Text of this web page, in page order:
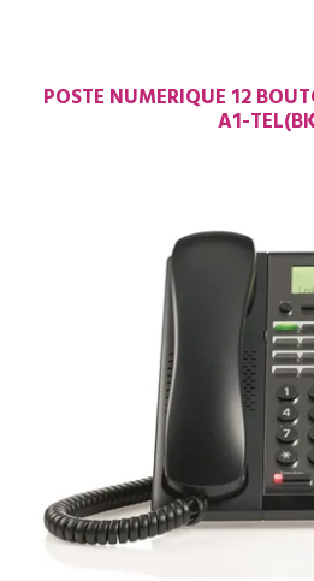
POSTE NUMERIQUE 12
A1-